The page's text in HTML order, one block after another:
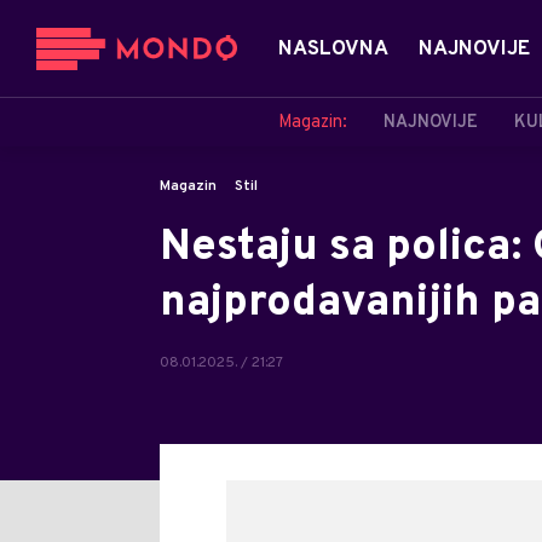
NASLOVNA NAJNOVIJE
Magazin: NAJNOVIJE
Magazin Stil
Nestaju sa polica:
najprodavanijih
08.01.2025. / 21:27